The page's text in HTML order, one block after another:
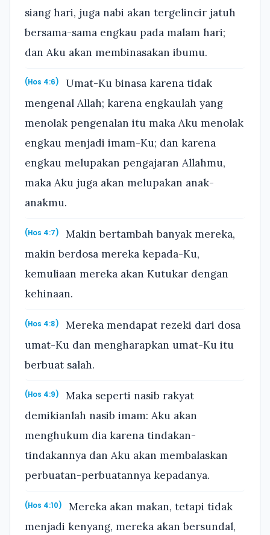
siang hari, juga nabi akan tergelincir jatuh
bersama-sama engkau pada malam hari;
dan Aku akan membinasakan ibumu.
(Hos 4:6)
Umat-Ku binasa karena tidak
mengenal Allah; karena engkaulah yang
menolak pengenalan itu maka Aku menolak
engkau menjadi imam-Ku; dan karena
engkau melupakan pengajaran Allahmu,
maka Aku juga akan melupakan anak-
anakmu.
(Hos 4:7)
Makin bertambah banyak mereka,
makin berdosa mereka kepada-Ku,
kemuliaan mereka akan Kutukar dengan
kehinaan.
(Hos 4:8)
Mereka mendapat rezeki dari dosa
umat-Ku dan mengharapkan umat-Ku itu
berbuat salah.
(Hos 4:9)
Maka seperti nasib rakyat
demikianlah nasib imam: Aku akan
menghukum dia karena tindakan-
tindakannya dan Aku akan membalaskan
perbuatan-perbuatannya kepadanya.
(Hos 4:10)
Mereka akan makan, tetapi tidak
menjadi kenyang, mereka akan bersundal,